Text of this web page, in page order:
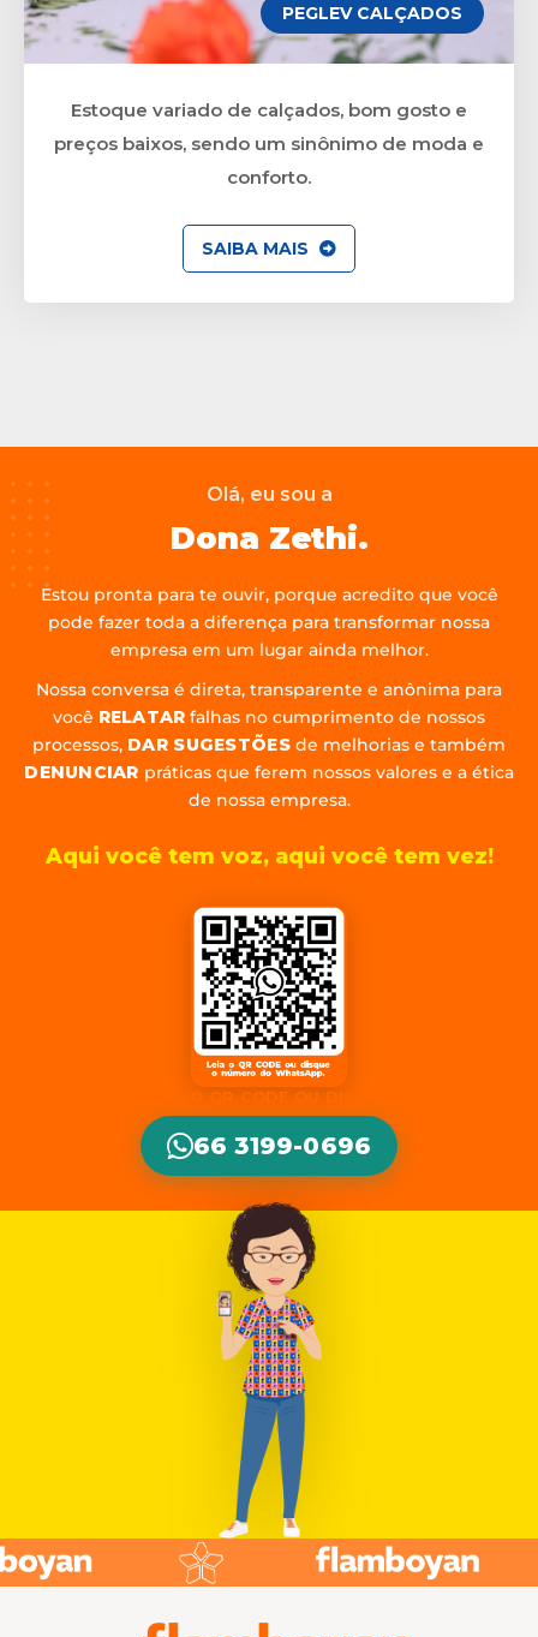
PEGLEV CALÇADOS
Estoque variado de calçados, bom gosto e
preços baixos, sendo um sinônimo de moda e
conforto.
SAIBA MAIS
Olá, eu sou a
Dona Zethi.
Estou pronta para te ouvir, porque acredito que você
pode fazer toda a diferença para transformar nossa
empresa em um lugar ainda melhor.
Nossa conversa é direta, transparente e anônima para
você RELATAR falhas no cumprimento de nossos
processos, DAR SUGESTÕESde melhorias e também
DENUNCIAR práticas que ferem nossos valores e a ética
de nossa empresa.
Aqui você tem voz, aqui você tem vez!
LEIA O QR CODE OU DISQUE
66 3199-0696